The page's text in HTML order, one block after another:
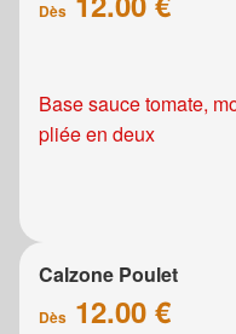
Dès
Base sauce tomate,
pliée en deux
Calzone Poulet
Dès 12.00 €